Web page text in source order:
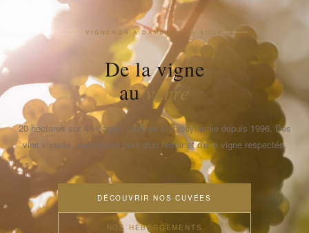
VIGNERON À DAMBACH LA VILLE
De la vigne
au verre
20 hectares sur 4 villages, cultivés en biodynamie depuis 1996. Des
vins vivants, expression pure d'un terroir et d'une vigne respectée.
DÉCOUVRIR NOS CUVÉES
NOS HÉBERGEMENTS